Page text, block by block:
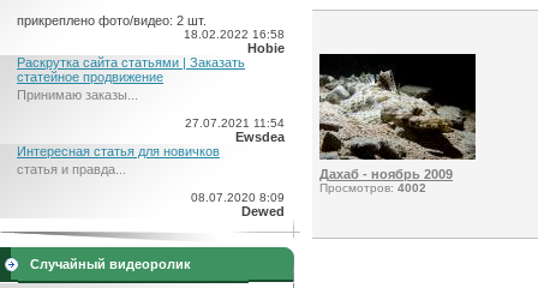
прикреплено фото/видео: 2 шт.
18.02.2022 16:58
Hobie
Раскрутка сайта статьями | Заказать
статейное продвижение
Принимаю заказы...
27.07.2021 11:54
Ewsdea
Интересная статья для новичков
статья и правда...
08.07.2020 8:09
Dewed
Случайный видеоролик
Дахаб - ноябрь 2009
Просмотров: 4002